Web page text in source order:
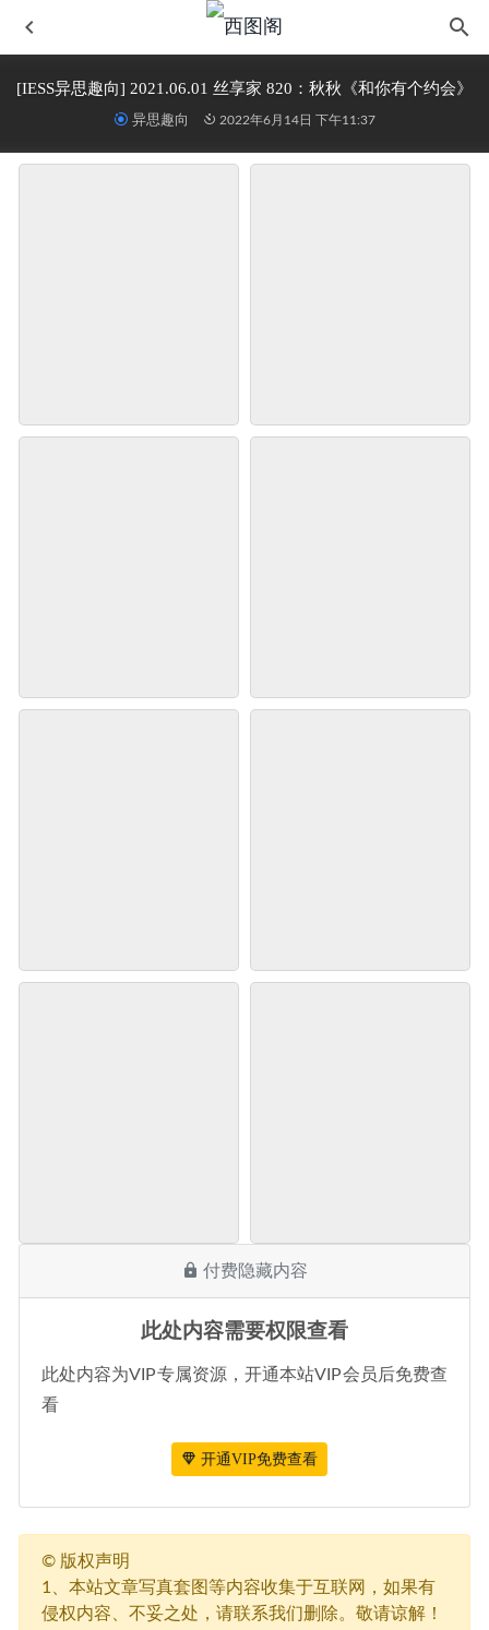
[IESS异思趣向] 2021.06.01 丝享家 820：秋秋《和你有个约会》
异思趣向 2022年6月14日 下午11:37
付费隐藏内容
此处内容需要权限查看
此处内容为VIP专属资源，开通本站VIP会员后免费查
看
开通VIP免费查看
© 版权声明
1、本站文章写真套图等内容收集于互联网，如果有
侵权内容、不妥之处，请联系我们删除。敬请谅解！
-2 2023-06-26